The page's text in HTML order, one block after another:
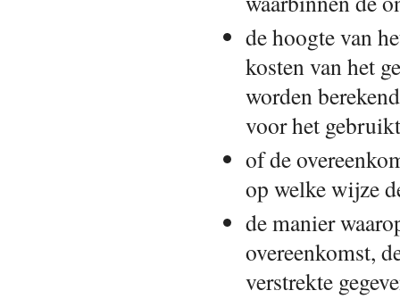
de hoogte van
kosten van het
worden
voor het
of de
op welke wijze
de manier
overeenkomst,
verstrekte